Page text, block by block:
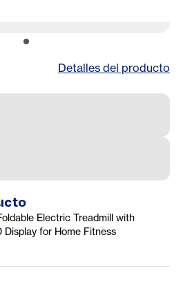
Detalles del producto
Electric Treadmill with
Display for Home Fitness